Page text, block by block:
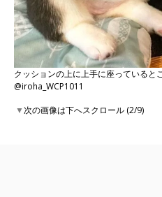
クッションの上に上手に座っていると
@iroha_WCP1011
▼次の画像は下へスクロール (2/9)